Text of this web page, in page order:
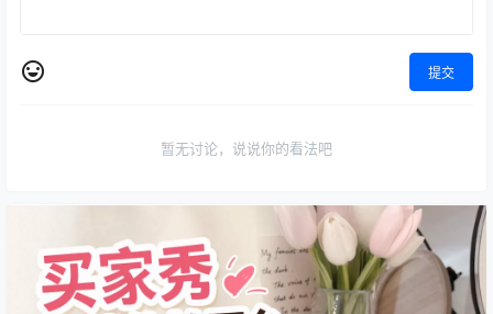
提交
暂无讨论，说说你的看法吧